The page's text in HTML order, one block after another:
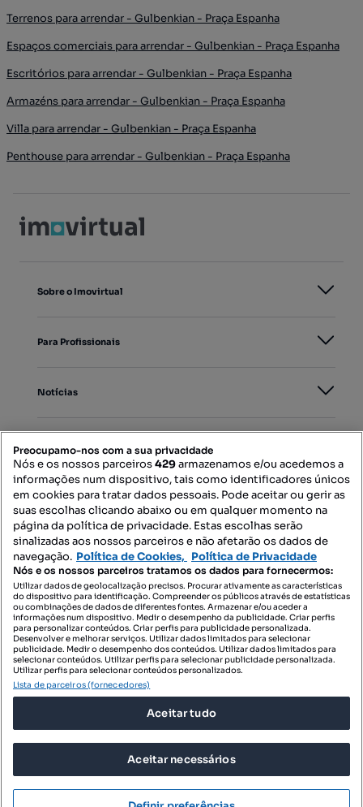
Terrenos para arrendar - Gulbenkian - Praça Espanha
Espaços comerciais para arrendar - Gulbenkian - Praça Espanha
Escritórios para arrendar - Gulbenkian - Praça Espanha
Armazéns para arrendar - Gulbenkian - Praça Espanha
Villa para arrendar - Gulbenkian - Praça Espanha
Penthouse para arrendar - Gulbenkian - Praça Espanha
Sobre o Imovirtual
Para Profissionais
Notícias
Mapa do Site
Contacte-nos
SIGA-NOS:
DESCARREGAR NA:
© 2026 Imovirtual.com, OLX Portugal, S.A.
TERMOS DE UTILIZAÇÃO
Preocupamo-nos com a sua privacidade
Nós e os nossos parceiros429armazenamos e/ou acedemos a
informações num dispositivo, tais como identificadores únicos
em cookies para tratar dados pessoais. Pode aceitar ou gerir as
suas escolhas clicando abaixo ou em qualquer momento na
página da política de privacidade. Estas escolhas serão
sinalizadas aos nossos parceiros e não afetarão os dados de
navegação. Política de Cookies, Política de Privacidade
Nós e os nossos parceiros tratamos os dados para fornecermos:
Utilizar dados de geolocalização precisos. Procurar ativamente as características
do dispositivo para identificação. Compreender os públicos através de estatísticas
ou combinações de dados de diferentes fontes. Armazenar e/ou aceder a
informações num dispositivo. Medir o desempenho da publicidade. Criar perfis
para personalizar conteúdos. Criar perfis para publicidade personalizada.
Desenvolver e melhorar serviços. Utilizar dados limitados para selecionar
publicidade. Medir o desempenho dos conteúdos. Utilizar dados limitados para
selecionar conteúdos. Utilizar perfis para selecionar publicidade personalizada.
Utilizar perfis para selecionar conteúdos personalizados.
Lista de parceiros (fornecedores)
Aceitar tudo
Aceitar necessários